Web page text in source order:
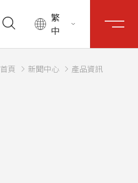
繁
中
首頁 新聞中心 產品資訊